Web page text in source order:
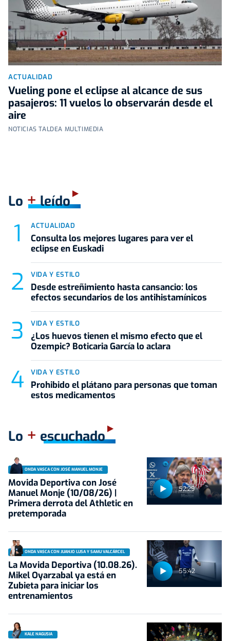
ACTUALIDAD
Vueling pone el eclipse al alcance de sus
pasajeros: 11 vuelos lo observarán desde el
aire
NOTICIAS TALDEA MULTIMEDIA
Lo +leído
ACTUALIDAD
Consulta los mejores lugares para ver el
eclipse en Euskadi
VIDA Y ESTILO
Desde estreñimiento hasta cansancio: los
efectos secundarios de los antihistamínicos
VIDA Y ESTILO
¿Los huevos tienen el mismo efecto que el
Ozempic? Boticaria García lo aclara
VIDA Y ESTILO
Prohibido el plátano para personas que toman
estos medicamentos
Lo + escuchado
52:29
ONDA VASCA CON JOSÉ MANUEL MONJE
Movida Deportiva con José
Manuel Monje (10/08/26) |
Primera derrota del Athletic en
pretemporada
55:42
ONDA VASCA CON JUANJO LUSA Y SAMU VALCÁRCEL
La Movida Deportiva (10.08.26).
Mikel Oyarzabal ya está en
Zubieta para iniciar los
entrenamientos
KALE NAGUSIA